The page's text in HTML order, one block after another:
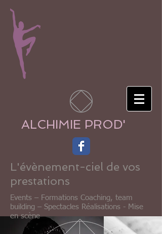
ALCHIMIE PROD'
L'évènement-ciel de vos
prestations
Events – Formations Coaching, team
building – Spectacles Réalisations - Mise
en scène